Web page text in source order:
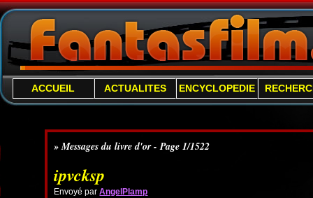
ACCUEIL ACTUALITES ENCYCLOPEDIE
» Messages du livre d'or - Page 1/1522
ipvcksp
Envoyé parAngelPlamp